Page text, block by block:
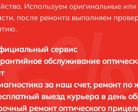
Используем оригинальные
после ремонта выполняем
сервис
обслуживание
за наш счет, ремонт по
выезд курьера в день
ремонтоптического